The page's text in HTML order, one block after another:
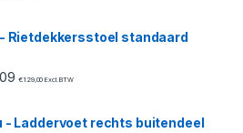
Rietdekkersstoel standaard
€129,00 Excl. BTW
- Laddervoet rechts buitendeel